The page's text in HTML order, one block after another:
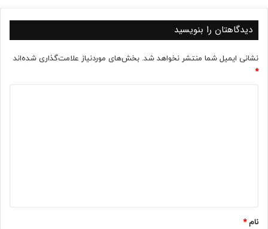
دیدگاهتان را بنویسید
نشانی ایمیل شما منتشر نخواهد شد. بخش‌های موردنیاز علامت‌گذاری شده‌اند
*
نام*